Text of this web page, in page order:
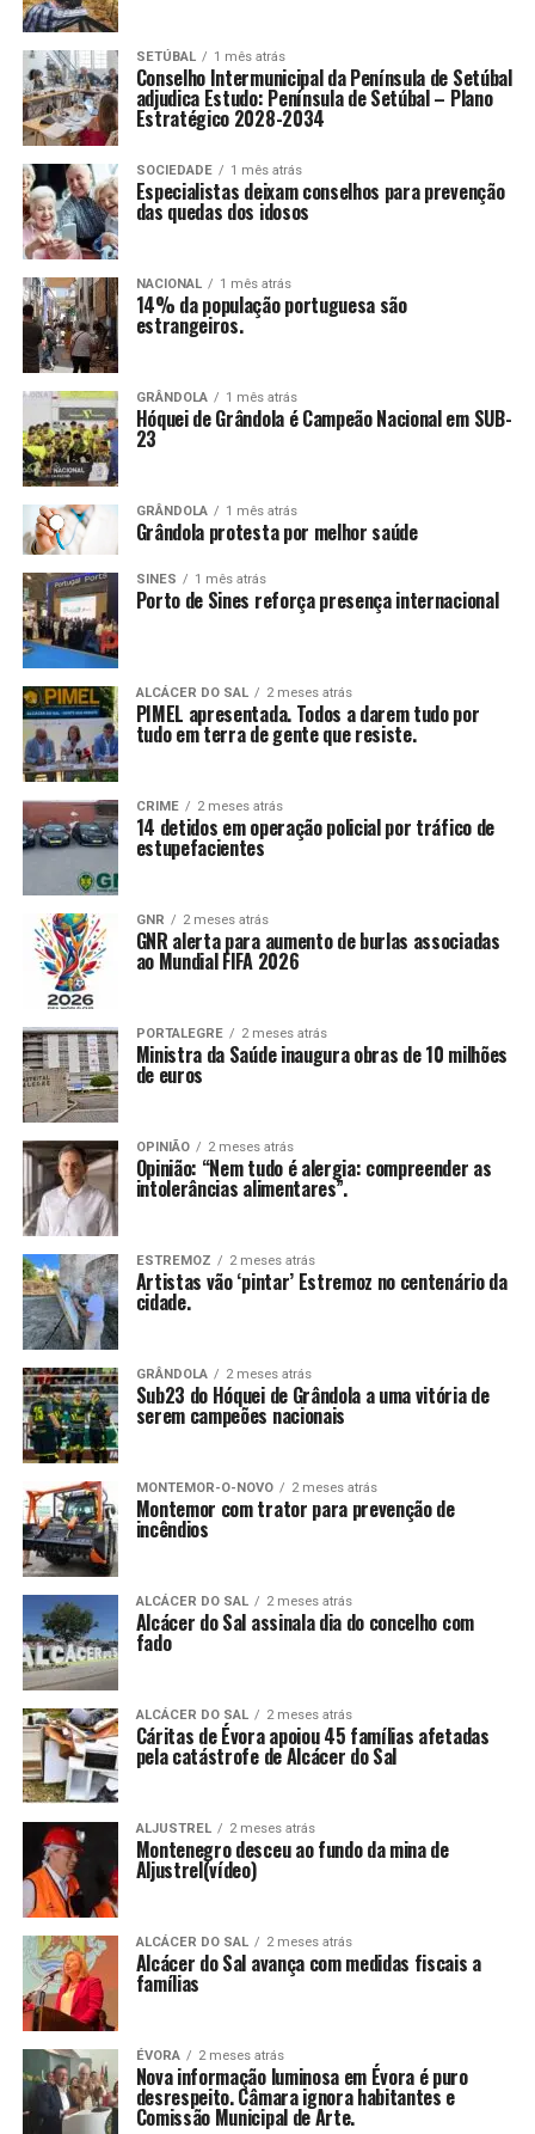
SETÚBAL 1 mês atrás
Conselho Intermunicipal da Península de Setúbal
adjudica Estudo: Península de Setúbal – Plano
Estratégico 2028-2034
SOCIEDADE 1 mês atrás
Especialistas deixam conselhos para prevenção
das quedas dos idosos
NACIONAL 1 mês atrás
14% da população portuguesa são
estrangeiros.
GRÂNDOLA 1 mês atrás
Hóquei de Grândola é Campeão Nacional em SUB-
23
GRÂNDOLA 1 mês atrás
Grândola protesta por melhor saúde
SINES 1 mês atrás
Porto de Sines reforça presença internacional
ALCÁCER DO SAL 2 meses atrás
PIMEL apresentada. Todos a darem tudo por
tudo em terra de gente que resiste.
CRIME 2 meses atrás
14 detidos em operação policial por tráfico de
estupefacientes
GNR 2 meses atrás
GNR alerta para aumento de burlas associadas
ao Mundial FIFA 2026
PORTALEGRE 2 meses atrás
Ministra da Saúde inaugura obras de 10 milhões
de euros
OPINIÃO 2 meses atrás
Opinião: “Nem tudo é alergia: compreender as
intolerâncias alimentares”.
ESTREMOZ 2 meses atrás
Artistas vão ‘pintar’ Estremoz no centenário da
cidade.
GRÂNDOLA 2 meses atrás
Sub23 do Hóquei de Grândola a uma vitória de
serem campeões nacionais
MONTEMOR-O-NOVO 2 meses atrás
Montemor com trator para prevenção de
incêndios
ALCÁCER DO SAL 2 meses atrás
Alcácer do Sal assinala dia do concelho com
fado
ALCÁCER DO SAL 2 meses atrás
Cáritas de Évora apoiou 45 famílias afetadas
pela catástrofe de Alcácer do Sal
ALJUSTREL 2 meses atrás
Montenegro desceu ao fundo da mina de
Aljustrel(vídeo)
ALCÁCER DO SAL 2 meses atrás
Alcácer do Sal avança com medidas fiscais a
famílias
ÉVORA 2 meses atrás
Nova informação luminosa em Évora é puro
desrespeito. Câmara ignora habitantes e
Comissão Municipal de Arte.